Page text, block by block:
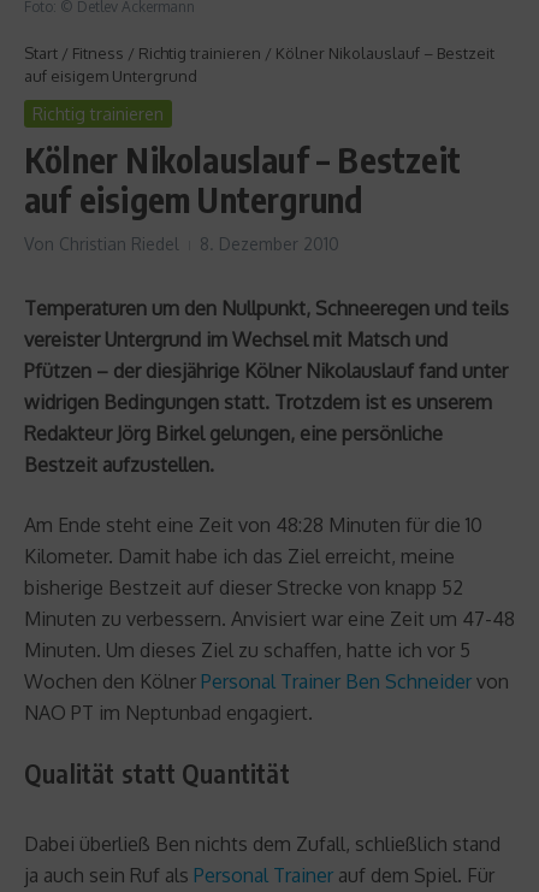
Foto: © Detlev Ackermann
Start / Fitness / Richtig trainieren / Kölner Nikolauslauf – Bestzeit
auf eisigem Untergrund
Richtig trainieren
Kölner Nikolauslauf – Bestzeit
auf eisigem Untergrund
Von Christian Riedel 8. Dezember 2010
Temperaturen um den Nullpunkt, Schneeregen und teils
vereister Untergrund im Wechsel mit Matsch und
Pfützen – der diesjährige Kölner Nikolauslauf fand unter
widrigen Bedingungen statt. Trotzdem ist es unserem
Redakteur Jörg Birkel gelungen, eine persönliche
Bestzeit aufzustellen.
Am Ende steht eine Zeit von 48:28 Minuten für die 10
Kilometer. Damit habe ich das Ziel erreicht, meine
bisherige Bestzeit auf dieser Strecke von knapp 52
Minuten zu verbessern. Anvisiert war eine Zeit um 47-48
Minuten. Um dieses Ziel zu schaffen, hatte ich vor 5
Wochen den Kölner Personal Trainer Ben Schneider von
NAO PT im Neptunbad engagiert.
Qualität statt Quantität
Dabei überließ Ben nichts dem Zufall, schließlich stand
ja auch sein Ruf als Personal Trainer auf dem Spiel. Für